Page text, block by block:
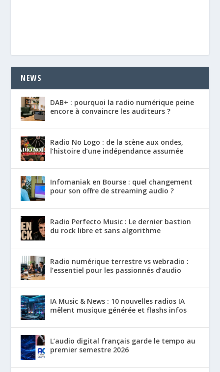
NEWS
DAB+ : pourquoi la radio numérique peine
encore à convaincre les auditeurs ?
Radio No Logo : de la scène aux ondes,
l’histoire d’une indépendance assumée
Infomaniak en Bourse : quel changement
pour son offre de streaming audio ?
Radio Perfecto Music : Le dernier bastion
du rock libre et sans algorithme
Radio numérique terrestre vs webradio :
l’essentiel pour les passionnés d’audio
IA Music & News : 10 nouvelles radios IA
mêlent musique générée et flashs infos
L’audio digital français garde le tempo au
premier semestre 2026